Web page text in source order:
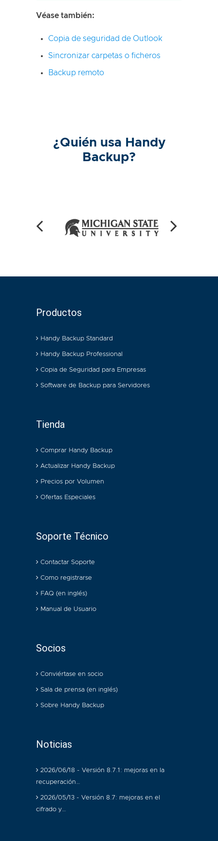
Véase también:
Copia de seguridad de Outlook
Sincronizar carpetas o ficheros
Backup remoto
¿Quién usa Handy
Backup?
Productos
Handy Backup Standard
Handy Backup Professional
Copia de Seguridad para Empresas
Software de Backup para Servidores
Tienda
Comprar Handy Backup
Actualizar Handy Backup
Precios por Volumen
Ofertas Especiales
Soporte Técnico
Contactar Soporte
Como registrarse
FAQ (en inglés)
Manual de Usuario
Socios
Conviértase en socio
Sala de prensa (en inglés)
Sobre Handy Backup
Noticias
2026/06/18 - Versión 8.7.1: mejoras en la
recuperación…
2026/05/13 - Versión 8.7: mejoras en el
cifrado y…